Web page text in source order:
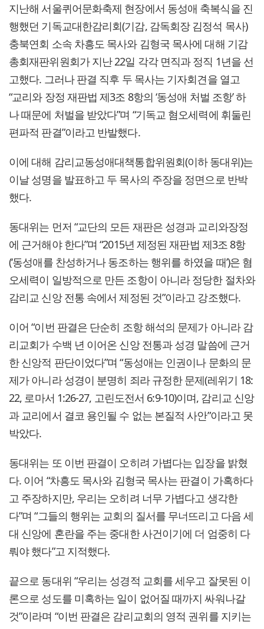
지난해 서울퀴어문화축제 현장에서 동성애 축복식을 진
행했던 기독교대한감리회(기감, 감독회장 김정석 목사)
충북연회 소속 차흥도 목사와 김형국 목사에 대해 기감
총회재판위원회가 지난 22일 각각 면직과 정직 1년을 선
고했다. 그러나 판결 직후 두 목사는 기자회견을 열고
“교리와 장정 재판법 제3조 8항의 ‘동성애 처벌 조항’ 하
나 때문에 처벌을 받았다”며 “기독교 혐오세력에 휘둘린
편파적 판결”이라고 반발했다.
이에 대해 감리교동성애대책통합위원회(이하 동대위)는
이날 성명을 발표하고 두 목사의 주장을 정면으로 반박
했다.
동대위는 먼저 “교단의 모든 재판은 성경과 교리와장정
에 근거해야 한다”며 “2015년 제정된 재판법 제3조 8항
(‘동성애를 찬성하거나 동조하는 행위를 하였을 때’)은 혐
오세력이 일방적으로 만든 조항이 아니라 정당한 절차와
감리교 신앙 전통 속에서 제정된 것”이라고 강조했다.
이어 “이번 판결은 단순히 조항 해석의 문제가 아니라 감
리교회가 수백 년 이어온 신앙 전통과 성경 말씀에 근거
한 신앙적 판단이었다”며 “동성애는 인권이나 문화의 문
제가 아니라 성경이 분명히 죄라 규정한 문제(레위기 18:
22, 로마서 1:26-27, 고린도전서 6:9-10)이며, 감리교 신앙
과 교리에서 결코 용인될 수 없는 본질적 사안”이라고 못
박았다.
동대위는 또 이번 판결이 오히려 가볍다는 입장을 밝혔
다. 이어 “차흥도 목사와 김형국 목사는 판결이 가혹하다
고 주장하지만, 우리는 오히려 너무 가볍다고 생각한
다”며 “그들의 행위는 교회의 질서를 무너뜨리고 다음 세
대 신앙에 혼란을 주는 중대한 사건이기에 더 엄중히 다
뤄야 했다”고 지적했다.
끝으로 동대위 “우리는 성경적 교회를 세우고 잘못된 이
론으로 성도를 미혹하는 일이 없어질 때까지 싸워나갈
것”이라며 “이번 판결은 감리교회의 영적 권위를 지키는